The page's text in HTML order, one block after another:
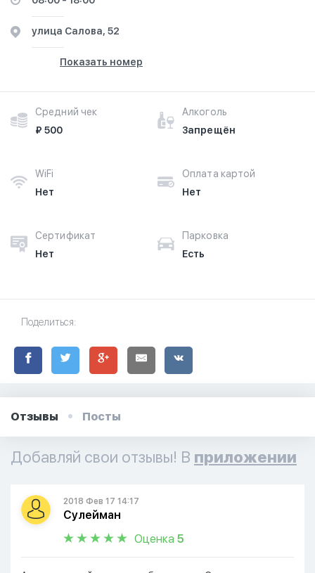
улица Салова, 52
Показать номер
Средний чек
₽ 500
Алкоголь
Запрещён
WiFi
Нет
Оплата картой
Нет
Сертификат
Нет
Парковка
Есть
Поделиться:
Отзывы Посты
Добавляй свои отзывы! В приложении
2018 Фев 17 14:17
Сулейман
Оценка 5